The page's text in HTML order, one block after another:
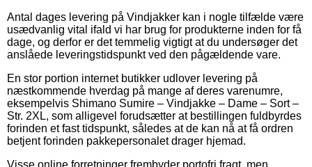
Antal dages levering på Vindjakker kan i nogle tilfælde være
usædvanlig vital ifald vi har brug for produkterne inden for få
dage, og derfor er det temmelig vigtigt at du undersøger det
anslåede leveringstidspunkt ved den pågældende vare.
En stor portion internet butikker udlover levering på
næstkommende hverdag på mange af deres varenumre,
eksempelvis Shimano Sumire – Vindjakke – Dame – Sort –
Str. 2XL, som alligevel forudsætter at bestillingen fuldbyrdes
forinden et fast tidspunkt, således at de kan nå at få ordren
betjent forinden pakkepersonalet drager hjemad.
Visse online forretninger frembyder portofri fragt, men